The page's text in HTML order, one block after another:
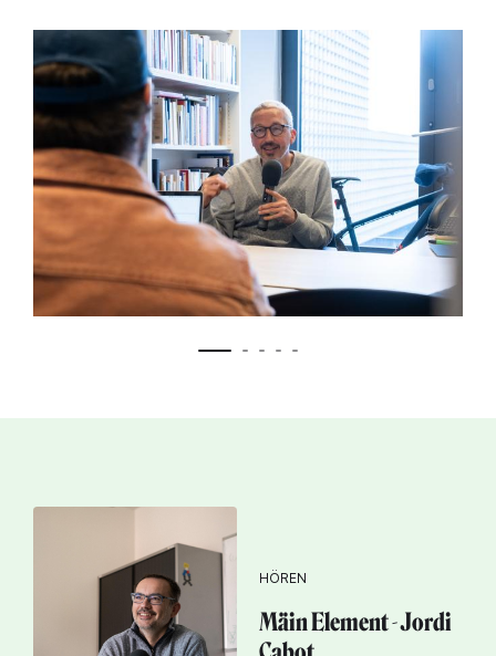
HÖREN
Mäin Element - Jordi